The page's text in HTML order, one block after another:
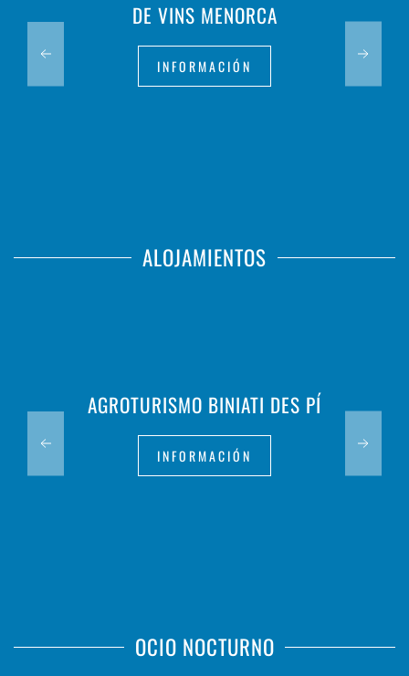
DE VINS MENORCA
INFORMACIÓN
ALOJAMIENTOS
AGROTURISMO BINIATI DES PÍ
INFORMACIÓN
OCIO NOCTURNO